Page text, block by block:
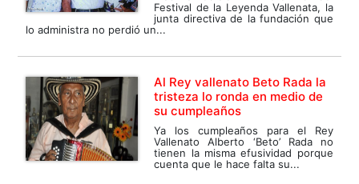
Festival de la Leyenda Vallenata, la
junta directiva de la fundación que
lo administra no perdió un...
Al Rey vallenato Beto Rada la
tristeza lo ronda en medio de
su cumpleaños
Ya los cumpleaños para el Rey
Vallenato Alberto ‘Beto’ Rada no
tienen la misma efusividad porque
cuenta que le hace falta su...